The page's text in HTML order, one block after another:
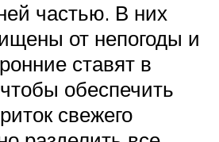
частью. В них
от непогоды и
ставят в
обеспечить
свежего